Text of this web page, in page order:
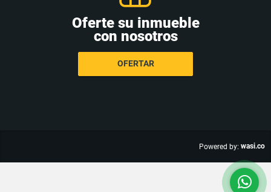
Oferte su inmueble
con nosotros
OFERTAR
Powered by: wasi.co